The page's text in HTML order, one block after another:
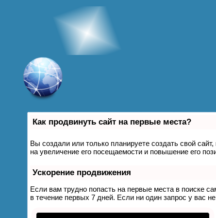
Как продвинуть сайт на первые места?
Вы создали или только планируете создать свой
на увеличение его посещаемости и повышение его
Ускорение продвижения
Если вам трудно попасть на первые места в поиске
в течение первых 7 дней. Если ни один запрос у вас